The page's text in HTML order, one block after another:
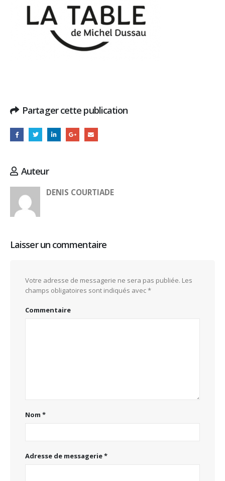
Partager cette publication
Auteur
DENIS COURTIADE
Laisser un commentaire
Votre adresse de messagerie ne sera pas publiée. Les
champs obligatoires sont indiqués avec*
Commentaire
Nom *
Adresse de messagerie*